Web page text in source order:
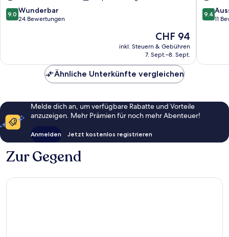
9.0
von
9.0 Wunderbar
24 Bewertungen
Der
Preis
beträgt
CHF 94
inkl. Steuern & Gebühren
7. Sept.–8. Sept.
9.4
von
9.4
11
Ähnliche Unterkünfte vergleichen
Melde dich an, um verfügbare Rabatte und Vorteile
anzuzeigen. Mehr Prämien für noch mehr Abenteuer!
Anmelden Jetzt kostenlos registrieren
Zur Gegend